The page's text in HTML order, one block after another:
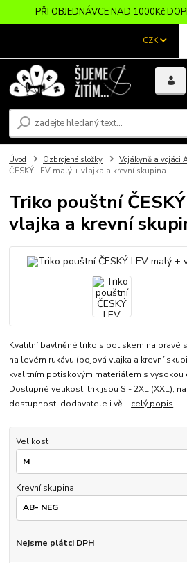
PŘI OBJEDNÁVCE NAD 1000Kč
CZK
Úvod Ozbrojené složky Vojákyně a vojáci
ČESKÝ LEV malý + vlajka a krevní skupina
Triko pouštní
vlajka a krevní
Kvalitní bavlněné triko s potiskem na pravé
na levém rukávu (bojová vlajka a krevní
kvalitním potiskovým materiálem s
Dostupné velikosti trik jsou S - 2XL (XXL),
dostupnosti dodavatele i vě... celý popis
Velikost
Krevní skupina
Nejsme plátci DPH